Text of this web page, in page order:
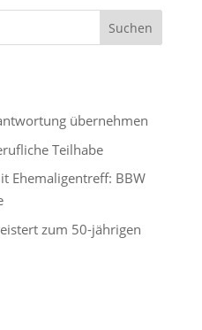
übernehmen
Teilhabe
Ehemaligentreff: BBW
zum 50-jährigen